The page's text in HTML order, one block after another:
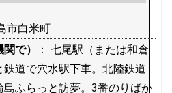
市白米町
で）
： 七尾駅（または和倉
道で穴水駅下車。北陸鉄道
島ふらっと訪夢。3番のりばか